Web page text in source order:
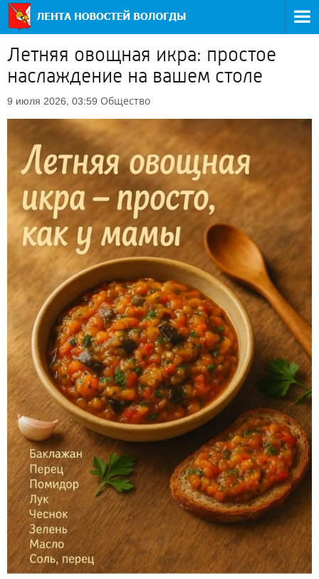
Летняя овощная икра: простое
наслаждение на вашем столе
9 июля 2026, 03:59 Общество